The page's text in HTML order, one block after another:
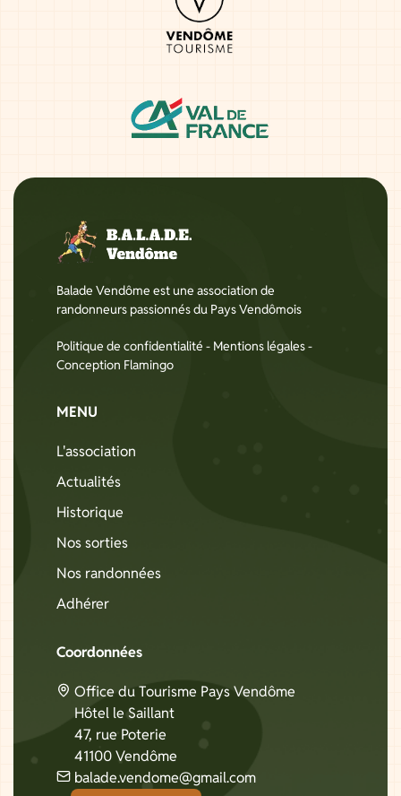
Balade Vendôme est une association de
randonneurs passionnés du Pays Vendômois
Politique de confidentialité - Mentions légales-
Conception Flamingo
MENU
L'association
Actualités
Historique
Nos sorties
Nos randonnées
Adhérer
Coordonnées
Office du Tourisme Pays Vendôme
Hôtel le Saillant
47, rue Poterie
41100 Vendôme
balade.vendome@gmail.com